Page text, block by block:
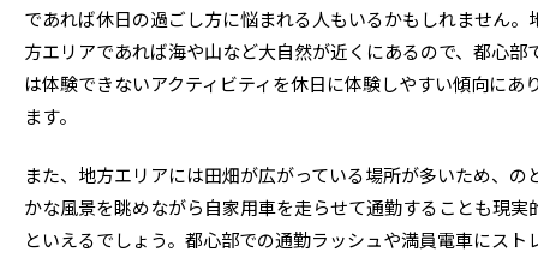
であれば休日の過ごし方に悩まれる人もいるかもしれません。
方エリアであれば海や山など大自然が近くにあるので、都心部
は体験できないアクティビティを休日に体験しやすい傾向にあ
ます。
また、地方エリアには田畑が広がっている場所が多いため、の
かな風景を眺めながら自家用車を走らせて通勤することも現実
といえるでしょう。都心部での通勤ラッシュや満員電車にスト